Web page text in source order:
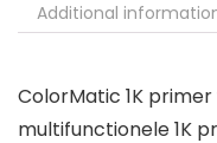
Additional
ColorMatic 1K
multifunctionele 1K